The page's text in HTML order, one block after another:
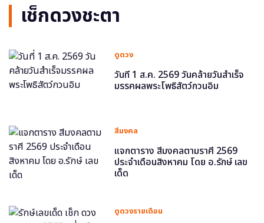
เช็กดวงชะตา
ดูดวง
วันที่ 1 ส.ค. 2569 วันคล้ายวันสำเร็จ
มรรคผลพระโพธิสัตว์กวนอิม
สีมงคล
แจกตาราง สีมงคลตามราศี 2569
ประจำเดือนสิงหาคม โดย อ.รักษ์ เลข
เด็ด
ดูดวงรายเดือน